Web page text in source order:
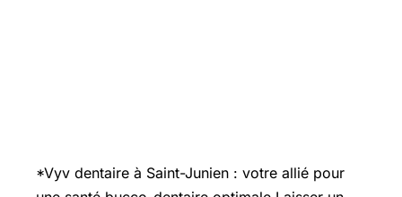
*Vyv dentaire à Saint-Junien : votre allié pour